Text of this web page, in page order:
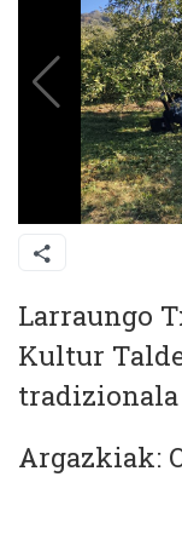
Larraungo
Kultur
Argazkiak: